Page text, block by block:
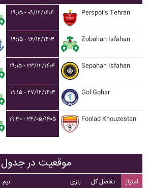
۱۹:۱۵ - ۰۹/۱۲/۱۴۰۴ Perspolis Tehran
۱۹:۱۵ - ۱۶/۱۲/۱۴۰۴ Zobahan Isfahan
۱۹:۱۵ - ۲۳/۱۲/۱۴۰۴ Sepahan Isfahan
۱۹:۱۵ - ۲۷/۱۲/۱۴۰۴ Gol Gohar
۱۹:۳۰ - ۲۴/۰۵/۱۴۰۵ Foolad Khouzestan
موقعیت در جدول
تیم بازی تفاضل گل
امتیاز